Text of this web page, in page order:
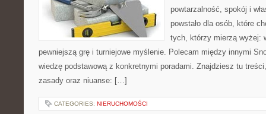
powtarzalność, spokój i
powstało dla osób, które
tych, którzy mierzą wyżej:
pewniejszą grę i turniejowe myślenie. Polecam między innymi
wiedzę podstawową z konkretnymi poradami. Znajdziesz tu
zasady oraz niuanse: […]
CATEGORIES: NIERUCHOMOŚCI